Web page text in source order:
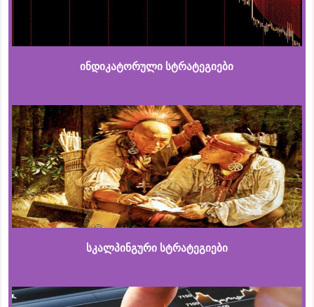
ინდიკატორული სტრატეგიები
სკალპინგური სტრატეგიები